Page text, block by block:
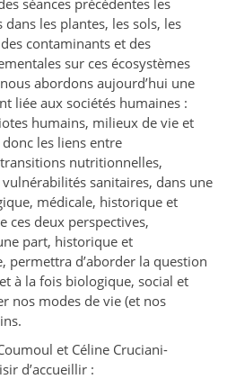
séances précédentes les
les plantes, les sols, les
contaminants et des
sur ces écosystèmes
abordons aujourd’hui une
liée aux sociétés humaines :
humains, milieux de vie et
les liens entre
nutritionnelles,
sanitaires, dans une
médicale, historique et
ces deux perspectives,
part, historique et
permettra d’aborder la question
à la fois biologique, social et
nos modes de vie (et nos
et Céline Cruciani-
d’accueillir :